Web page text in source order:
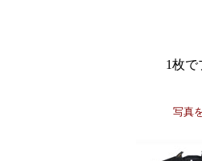
1枚で
写真